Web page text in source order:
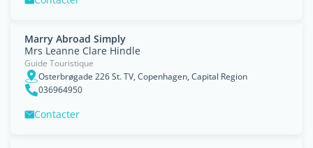
Marry Abroad Simply
Mrs Leanne Clare Hindle
Guide Touristique
Osterbrøgade 226 St. TV, Copenhagen, Capital Region
036964950
Contacter